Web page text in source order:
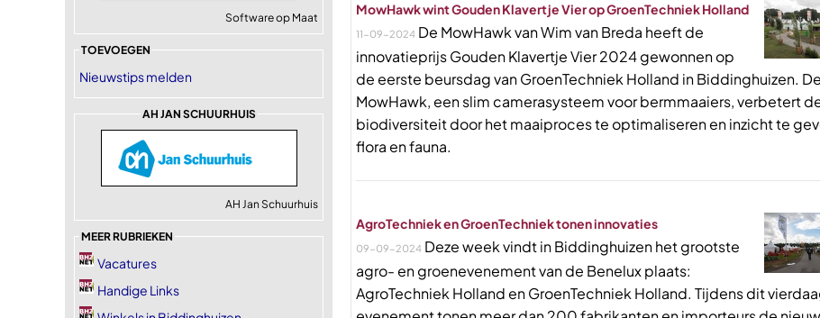
Software op Maat
TOEVOEGEN
Nieuwstips melden
AH JAN SCHUURHUIS
AH Jan Schuurhuis
MEER RUBRIEKEN
Vacatures
Handige Links
MowHawk wint Gouden Klavertje Vier op GroenTechniek Holland
11-09-2024 De MowHawk van Wim van Breda heeft de
innovatieprijs Gouden Klavertje Vier 2024 gewonnen op
de eerste beursdag van GroenTechniek Holland in Biddinghuizen. De
MowHawk, een slim camerasysteem voor bermmaaiers, verbetert
biodiversiteit door het maaiproces te optimaliseren en inzicht te
flora en fauna.
AgroTechniek en GroenTechniek tonen innovaties
09-09-2024 Deze week vindt in Biddinghuizen het grootste
agro- en groenevenement van de Benelux plaats:
AgroTechniek Holland en GroenTechniek Holland. Tijdens dit